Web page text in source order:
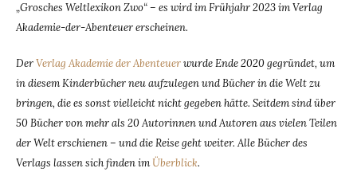
„Grosches Weltlexikon Zwo“ – es wird im Frühjahr 2023 im Verlag
Akademie-der-Abenteuer erscheinen.
DerVerlag Akademie der Abenteuerwurde Ende 2020 gegründet, um
in diesem Kinderbücher neu aufzulegen und Bücher in die Welt zu
bringen, die es sonst vielleicht nicht gegeben hätte. Seitdem sind über
50 Bücher von mehr als 20 Autorinnen und Autoren aus vielen Teilen
der Welt erschienen – und die Reise geht weiter. Alle Bücher des
Verlags lassen sich finden imÜberblick.